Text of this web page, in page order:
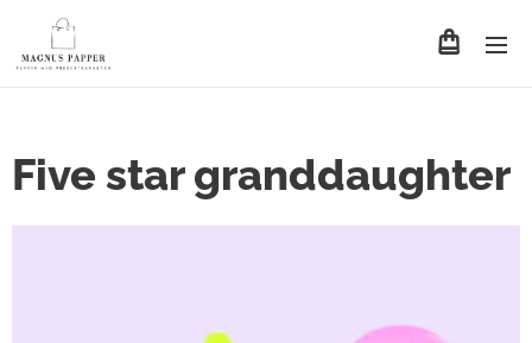
Five star granddaughter